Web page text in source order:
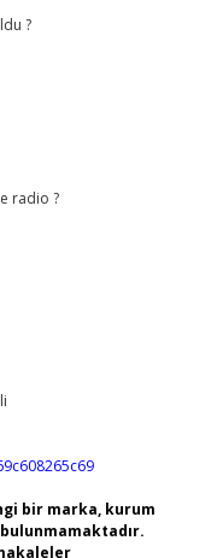
?
radio ?
bir marka, kurum